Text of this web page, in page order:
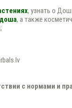
, узнать о
доша, а также
с нормами и